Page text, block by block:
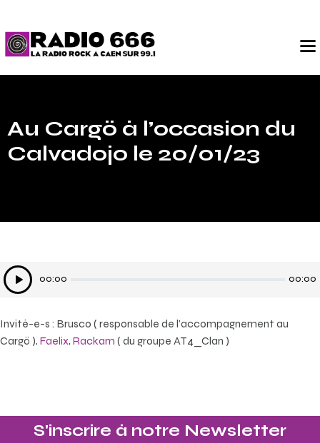
Au Cargö à l’occasion du
Calvadojo le 20/01/23
Lecteur
audio
00:00 00:00
Invité-e-s : Brusco ( responsable de l’accompagnement au
Cargö ), Faelix, Rackam ( du groupe AT4_Clan )
S'inscrire à notre Newsletter​